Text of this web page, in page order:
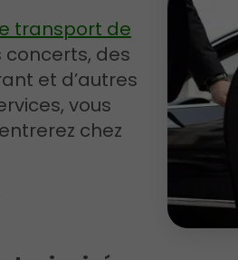
transport de
concerts, des
et d’autres
vous
chez